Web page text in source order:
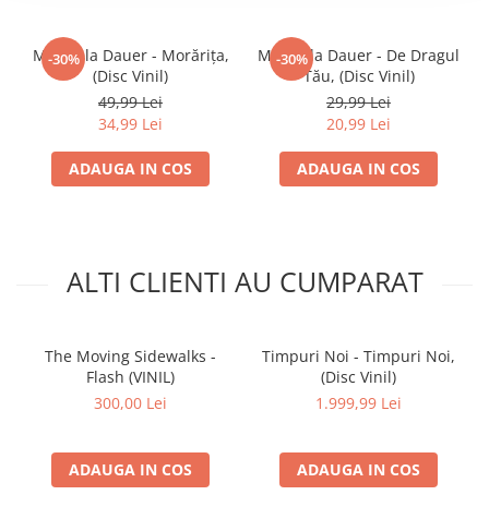
-30%
Mirabela Dauer - Morărița,
(Disc Vinil)
49,99 Lei
34,99 Lei
ADAUGA IN COS
-30%
Mirabela Dauer - De Dragul
Tău, (Disc Vinil)
29,99 Lei
20,99 Lei
ADAUGA IN COS
ALTI CLIENTI AU CUMPARAT
The Moving Sidewalks -
Flash (VINIL)
300,00 Lei
ADAUGA IN COS
Timpuri Noi - Timpuri Noi,
(Disc Vinil)
1.999,99 Lei
ADAUGA IN COS